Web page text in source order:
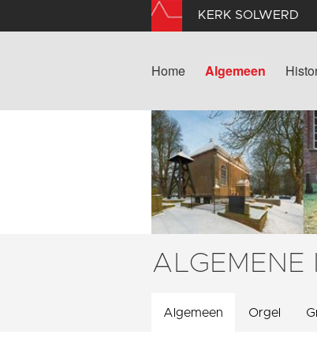
KERK SOLWERD
Home Algemeen
ALGEMENE
Algemeen Orgel